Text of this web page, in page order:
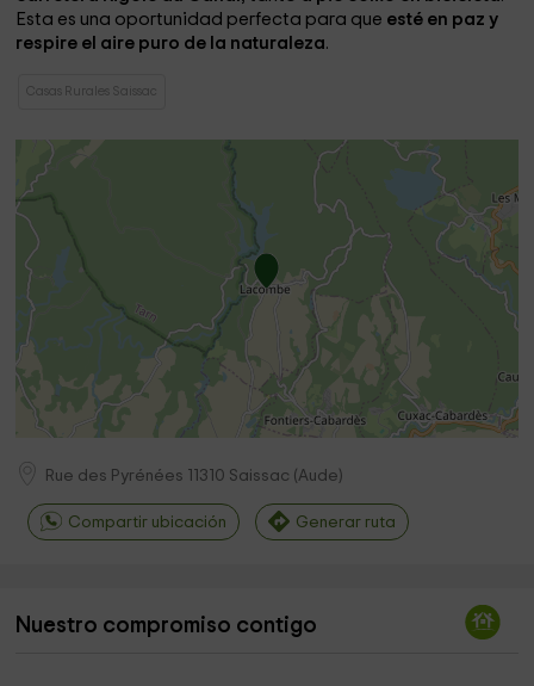
Esta es una oportunidad perfecta para que esté en paz y
respire el aire puro de la naturaleza.
Casas Rurales Saissac
Rue des Pyrénées 11310 Saissac (Aude)
Compartir ubicación Generar ruta
Nuestro compromiso contigo